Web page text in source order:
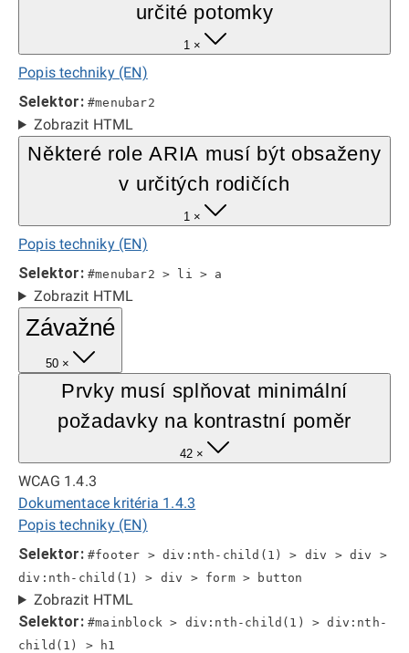
určité potomky
1 ×
Popis techniky (EN)
Selektor: #menubar2
Zobrazit HTML
Některé role ARIA musí být obsaženy
v určitých rodičích
1 ×
Popis techniky (EN)
Selektor: #menubar2 > li > a
Zobrazit HTML
Závažné
50 ×
Prvky musí splňovat minimální
požadavky na kontrastní poměr
42 ×
WCAG 1.4.3
Dokumentace kritéria 1.4.3
Popis techniky (EN)
Selektor: #footer > div:nth-child(1) > div > div >
div:nth-child(1) > div > form > button
Zobrazit HTML
Selektor: #mainblock > div:nth-child(1) > div:nth-
child(1) > h1